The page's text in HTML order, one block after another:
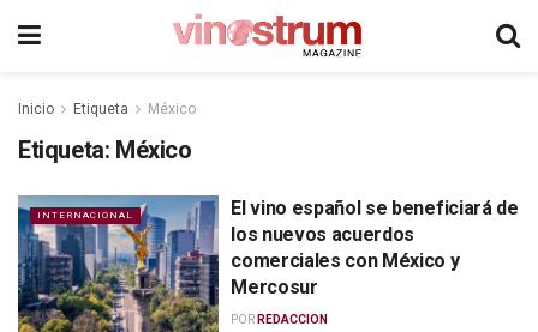
Inicio Etiqueta México
Etiqueta: México
INTERNACIONAL
El vino español se beneficiará de
los nuevos acuerdos
comerciales con México y
Mercosur
POR REDACCION